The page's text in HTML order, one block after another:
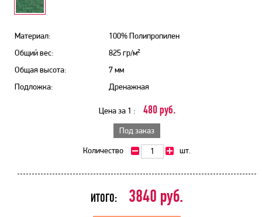
Материал:
100% Полипропилен
Общий вес:
825 гр/м²
Общая высота:
7 мм
Подложка:
Дренажная
Цена за 1 : 480 руб.
Под заказ
Количество шт.
ИТОГО: 3840 руб.